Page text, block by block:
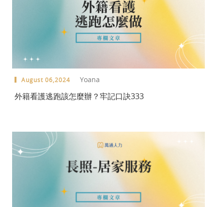
August 06,2024 Yoana
外籍看護逃跑該怎麼辦？牢記口訣333